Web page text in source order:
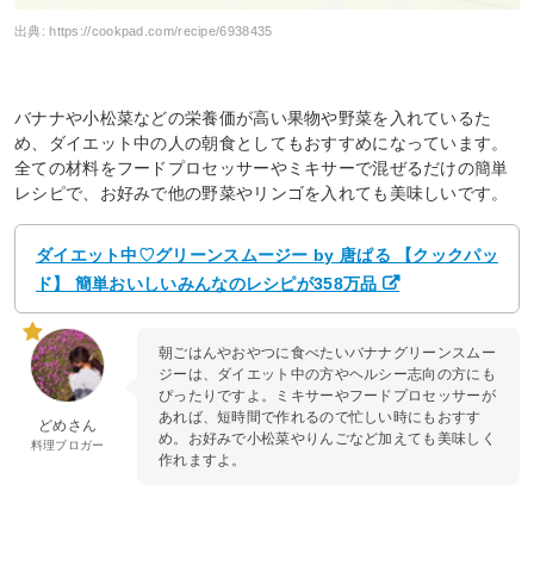
出典:https://cookpad.com/recipe/6938435
バナナや小松菜などの栄養価が高い果物や野菜を入れているた
め、ダイエット中の人の朝食としてもおすすめになっています。
全ての材料をフードプロセッサーやミキサーで混ぜるだけの簡単
レシピで、お好みで他の野菜やリンゴを入れても美味しいです。
ダイエット中♡グリーンスムージー by 唐ぱる 【クックパッ
ド】 簡単おいしいみんなのレシピが358万品
どめさん
料理ブロガー
朝ごはんやおやつに食べたいバナナグリーンスムー
ジーは、ダイエット中の方やヘルシー志向の方にも
ぴったりですよ。ミキサーやフードプロセッサーが
あれば、短時間で作れるので忙しい時にもおすす
め。お好みで小松菜やりんごなど加えても美味しく
作れますよ。